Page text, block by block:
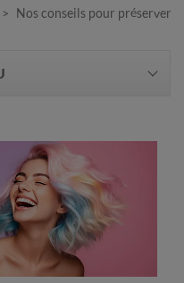
Nos conseils pour préserver